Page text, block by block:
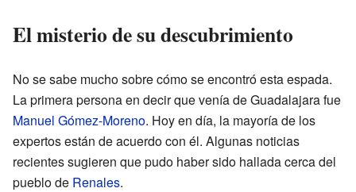
El misterio de su descubrimiento
No se sabe mucho sobre cómo se encontró esta espada.
La primera persona en decir que venía de Guadalajara fue
Manuel Gómez-Moreno. Hoy en día, la mayoría de los
expertos están de acuerdo con él. Algunas noticias
recientes sugieren que pudo haber sido hallada cerca del
pueblo de Renales.